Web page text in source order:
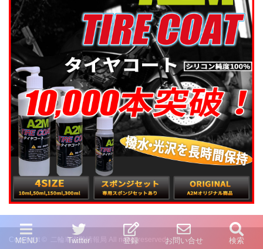
Copyright © 二輪車盗難情報局 All rights reserved.
MENU Twitter 登録 お問い合せ 検索